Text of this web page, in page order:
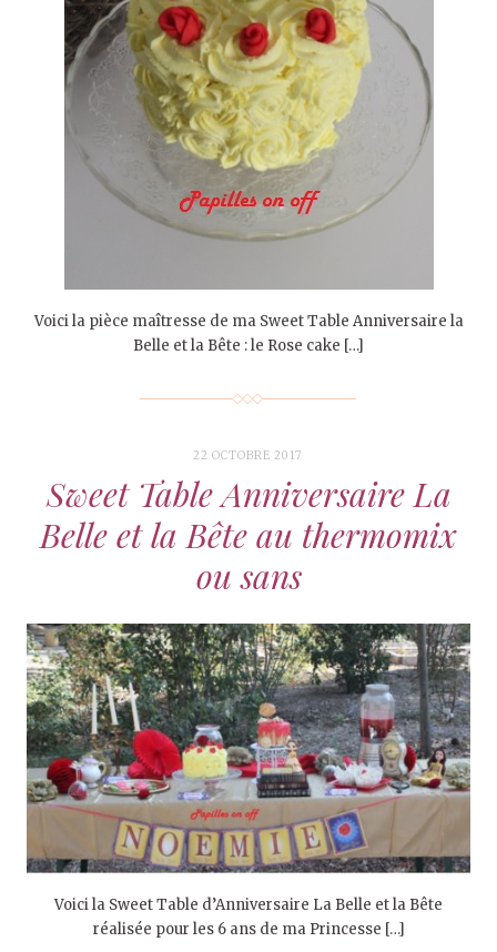
Voici la pièce maîtresse de ma Sweet Table Anniversaire la
Belle et la Bête : le Rose cake […]
22 OCTOBRE 2017
Sweet Table Anniversaire La
Belle et la Bête au thermomix
ou sans
Voici la Sweet Table d’Anniversaire La Belle et la Bête
réalisée pour les 6 ans de ma Princesse […]